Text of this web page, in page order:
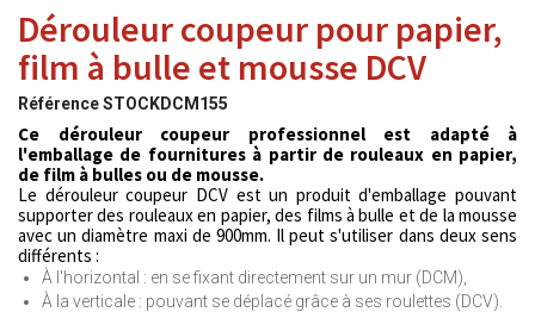
Dérouleur coupeur pour papier,
film à bulle et mousse DCV
RéférenceSTOCKDCM155
Ce dérouleur coupeur professionnel est adapté à
l'emballage de fournitures à partir de rouleaux en papier,
de film à bulles ou de mousse.
Le dérouleur coupeur DCV est un produit d'emballage pouvant
supporter des rouleaux en papier, des films à bulle et de la mousse
avec un diamètre maxi de 900mm. Il peut s'utiliser dans deux sens
différents :
À l'horizontal : en se fixant directement sur un mur (DCM),
À la verticale : pouvant se déplacé grâce à ses roulettes (DCV).